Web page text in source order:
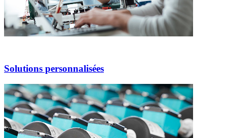
Solutions personnalisées